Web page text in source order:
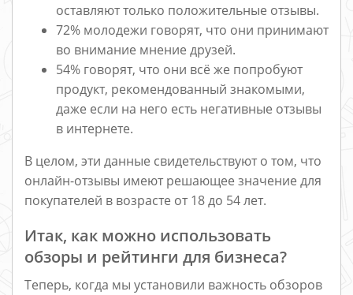
оставляют только положительные отзывы.
72% молодежи говорят, что они принимают
во внимание мнение друзей.
54% говорят, что они всё же попробуют
продукт, рекомендованный знакомыми,
даже если на него есть негативные отзывы
в интернете.
В целом, эти данные свидетельствуют о том, что
онлайн-отзывы имеют решающее значение для
покупателей в возрасте от 18 до 54 лет.
Итак, как можно использовать
обзоры и рейтинги для бизнеса?
Теперь, когда мы установили важность обзоров